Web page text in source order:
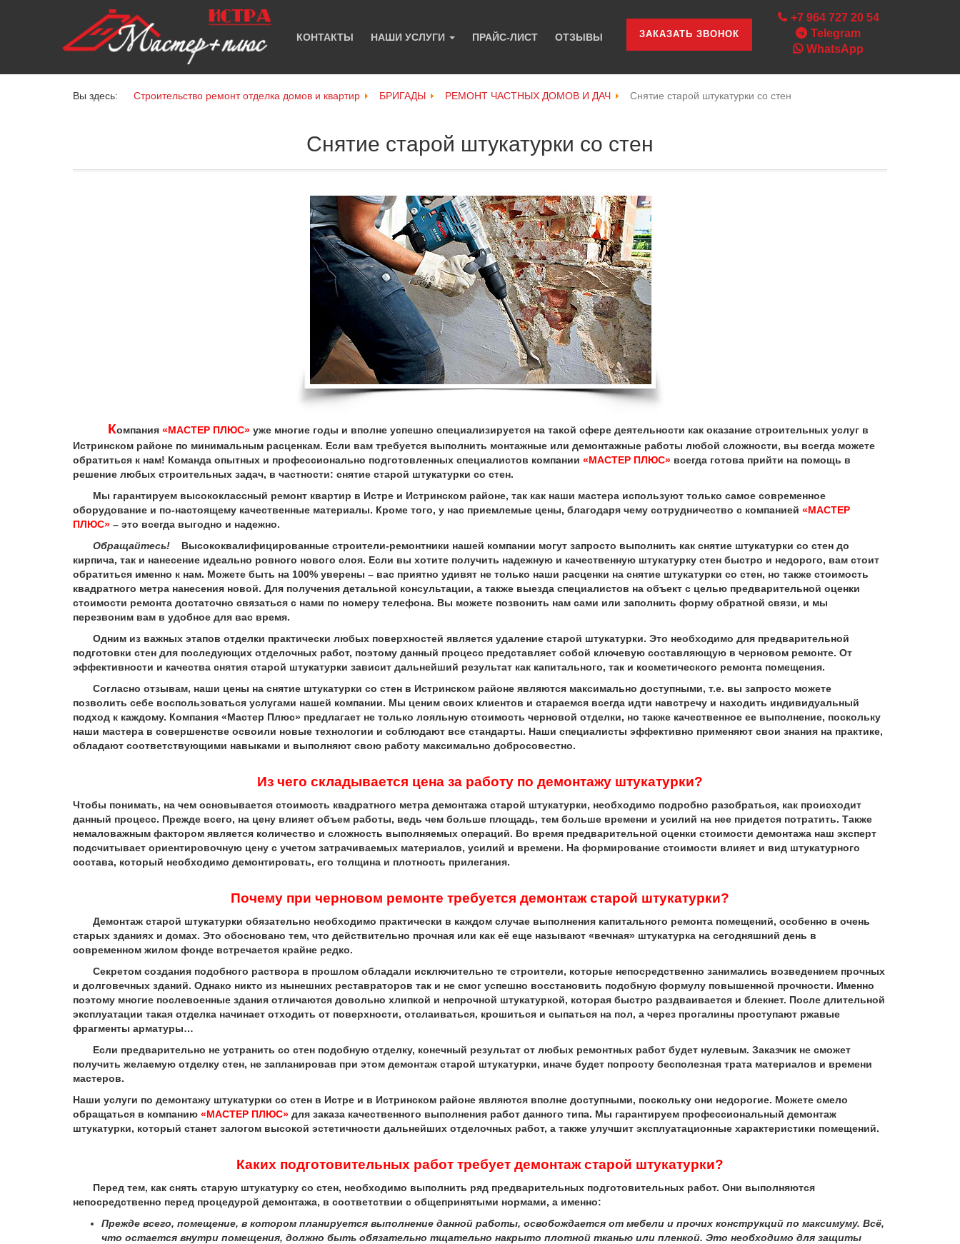
КОНТАКТЫ НАШИ УСЛУГИ ПРАЙС-ЛИСТ ОТЗЫВЫ ЗАКАЗАТЬ ЗВОНОК
+7 964 727 20 54
Telegram
WhatsApp
Вы здесь: Строительство ремонт отделка домов и квартир БРИГАДЫ РЕМОНТ ЧАСТНЫХ ДОМОВ И ДАЧ Снятие старой штукатурки со стен
Снятие старой штукатурки со стен
Компания «МАСТЕР ПЛЮС» уже многие годы и вполне успешно специализируется на такой сфере деятельности как оказание строительных услуг в
Истринском районе по минимальным расценкам. Если вам требуется выполнить монтажные или демонтажные работы любой сложности, вы всегда можете
обратиться к нам! Команда опытных и профессионально подготовленных специалистов компании «МАСТЕР ПЛЮС» всегда готова прийти на помощь в
решение любых строительных задач, в частности: снятие старой штукатурки со стен.
Мы гарантируем высококлассный ремонт квартир в Истре и Истринском районе, так как наши мастера используют только самое современное
оборудование и по-настоящему качественные материалы. Кроме того, у нас приемлемые цены, благодаря чему сотрудничество с компанией «МАСТЕР
ПЛЮС» – это всегда выгодно и надежно.
Обращайтесь!
Высококвалифицированные строители-ремонтники нашей компании могут запросто выполнить как снятие штукатурки со стен до
кирпича, так и нанесение идеально ровного нового слоя. Если вы хотите получить надежную и качественную штукатурку стен быстро и недорого, вам стоит
обратиться именно к нам. Можете быть на 100% уверены – вас приятно удивят не только наши расценки на снятие штукатурки со стен, но также стоимость
квадратного метра нанесения новой. Для получения детальной консультации, а также выезда специалистов на объект с целью предварительной оценки
стоимости ремонта достаточно связаться с нами по номеру телефона. Вы можете позвонить нам сами или заполнить форму обратной связи, и мы
перезвоним вам в удобное для вас время.
Одним из важных этапов отделки практически любых поверхностей является удаление старой штукатурки. Это необходимо для предварительной
подготовки стен для последующих отделочных работ, поэтому данный процесс представляет собой ключевую составляющую в черновом ремонте. От
эффективности и качества снятия старой штукатурки зависит дальнейший результат как капитального, так и косметического ремонта помещения.
Согласно отзывам, наши цены на снятие штукатурки со стен в Истринском районе являются максимально доступными, т.е. вы запросто можете
позволить себе воспользоваться услугами нашей компании. Мы ценим своих клиентов и стараемся всегда идти навстречу и находить индивидуальный
подход к каждому. Компания «Мастер Плюс» предлагает не только лояльную стоимость черновой отделки, но также качественное ее выполнение, поскольку
наши мастера в совершенстве освоили новые технологии и соблюдают все стандарты. Наши специалисты эффективно применяют свои знания на практике,
обладают соответствующими навыками и выполняют свою работу максимально добросовестно.
Из чего складывается цена за работу по демонтажу штукатурки?
Чтобы понимать, на чем основывается стоимость квадратного метра демонтажа старой штукатурки, необходимо подробно разобраться, как происходит
данный процесс. Прежде всего, на цену влияет объем работы, ведь чем больше площадь, тем больше времени и усилий на нее придется потратить. Также
немаловажным фактором является количество и сложность выполняемых операций. Во время предварительной оценки стоимости демонтажа наш эксперт
подсчитывает ориентировочную цену с учетом затрачиваемых материалов, усилий и времени. На формирование стоимости влияет и вид штукатурного
состава, который необходимо демонтировать, его толщина и плотность прилегания.
Почему при черновом ремонте требуется демонтаж старой штукатурки?
Демонтаж старой штукатурки обязательно необходимо практически в каждом случае выполнения капитального ремонта помещений, особенно в очень
старых зданиях и домах. Это обосновано тем, что действительно прочная или как её еще называют «вечная» штукатурка на сегодняшний день в
современном жилом фонде встречается крайне редко.
Секретом создания подобного раствора в прошлом обладали исключительно те строители, которые непосредственно занимались возведением прочных
и долговечных зданий. Однако никто из нынешних реставраторов так и не смог успешно восстановить подобную формулу повышенной прочности. Именно
поэтому многие послевоенные здания отличаются довольно хлипкой и непрочной штукатуркой, которая быстро раздваивается и блекнет. После длительной
эксплуатации такая отделка начинает отходить от поверхности, отслаиваться, крошиться и сыпаться на пол, а через прогалины проступают ржавые
фрагменты арматуры…
Если предварительно не устранить со стен подобную отделку, конечный результат от любых ремонтных работ будет нулевым. Заказчик не сможет
получить желаемую отделку стен, не запланировав при этом демонтаж старой штукатурки, иначе будет попросту бесполезная трата материалов и времени
мастеров.
Наши услуги по демонтажу штукатурки со стен в Истре и в Истринском районе являются вполне доступными, поскольку они недорогие. Можете смело
обращаться в компанию «МАСТЕР ПЛЮС» для заказа качественного выполнения работ данного типа. Мы гарантируем профессиональный демонтаж
штукатурки, который станет залогом высокой эстетичности дальнейших отделочных работ, а также улучшит эксплуатационные характеристики помещений.
Каких подготовительных работ требует демонтаж старой штукатурки?
Перед тем, как снять старую штукатурку со стен, необходимо выполнить ряд предварительных подготовительных работ. Они выполняются
непосредственно перед процедурой демонтажа, в соответствии с общепринятыми нормами, а именно:
Прежде всего, помещение, в котором планируется выполнение данной работы, освобождается от мебели и прочих конструкций по максимуму. Всё,
что остается внутри помещения, должно быть обязательно тщательно накрыто плотной тканью или пленкой. Это необходимо для защиты